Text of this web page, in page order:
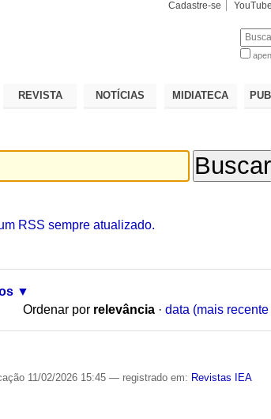
Cadastre-se YouTube
REVISTA NOTÍCIAS MIDIATECA
RSS sempre atualizado.
Ordenar por relevância · data (mais
11/02/2026 15:45— registrado em: Revistas IEA